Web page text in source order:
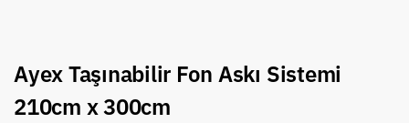
Ayex Taşınabilir Fon Askı Sistemi
210cm x 300cm